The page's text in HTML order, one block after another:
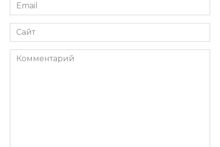
*
Сайт
Комментарий